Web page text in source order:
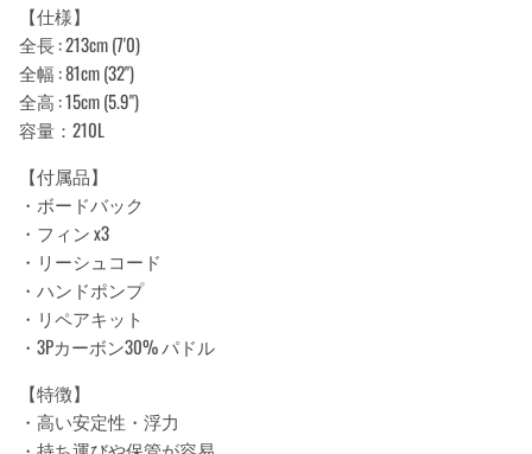
【仕様】
全長 : 213cm (7'0)
全幅 : 81cm (32")
全高 : 15cm (5.9")
容量：210L
【付属品】
・ボードバック
・フィン x3
・リーシュコード
・ハンドポンプ
・リペアキット
・3Pカーボン30% パドル
【特徴】
・高い安定性・浮力